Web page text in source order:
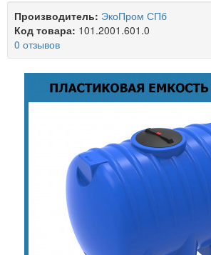
Производитель: ЭкоПром СПб
Код товара: 101.2001.601.0
0 отзывов